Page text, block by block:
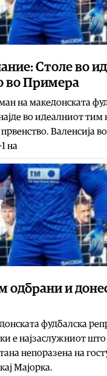
Столе во
во Примера
на македонската
во идеалниот
Валенсија
на
одбрани и
фудбалска
е најзаслужниот што
непоразена на
Мајорка.